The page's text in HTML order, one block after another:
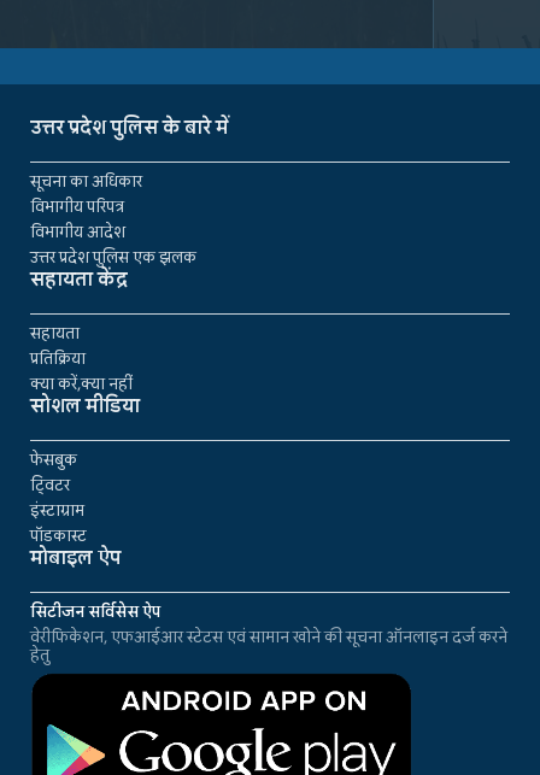
उत्तर प्रदेश पुलिस के बारे में
सूचना का अधिकार
विभागीय परिपत्र
विभागीय आदेश
उत्तर प्रदेश पुलिस एक झलक
सहायता केंद्र
सहायता
प्रतिक्रिया
क्या करें,क्या नहीं
सोशल मीडिया
फेसबुक
ट्विटर
इंस्टाग्राम
पॉडकास्ट
मोबाइल ऐप
सिटीजन सर्विसेस ऐप
वेरीफिकेशन, एफआईआर स्टेटस एवं सामान खोने की सूचना ऑनलाइन दर्ज करने
हेतु